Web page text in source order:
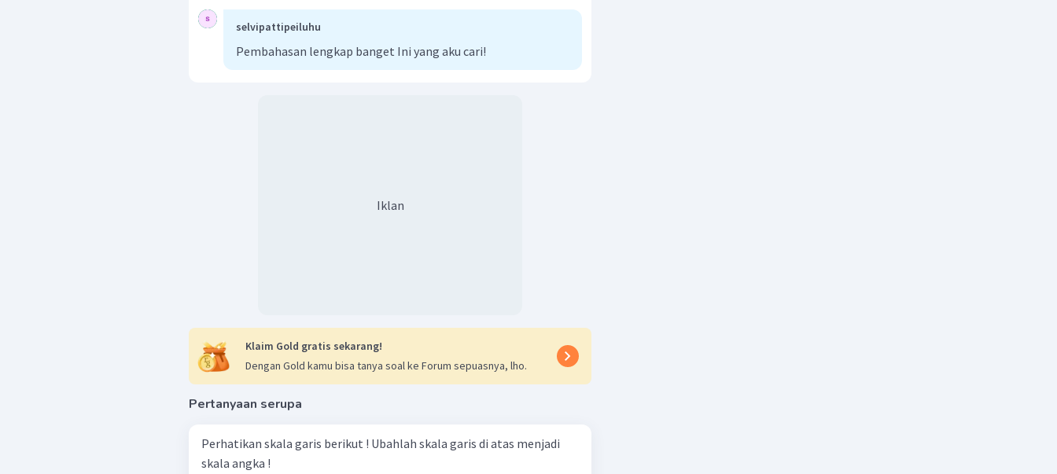
selvipattipeiluhu
Pembahasan lengkap banget Ini yang aku cari!
Iklan
Klaim Gold gratis sekarang!
Dengan Gold kamu bisa tanya soal ke Forum sepuasnya, lho.
Pertanyaan serupa
Perhatikan skala garis berikut ! Ubahlah skala garis di atas menjadi
skala angka !